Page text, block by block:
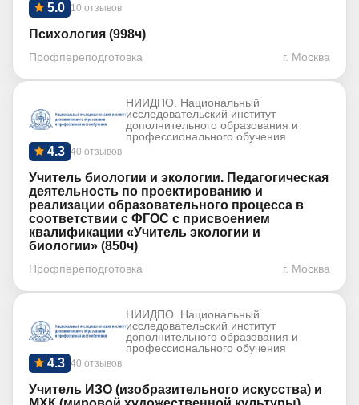
10 отзывов
5.0
Психология (998ч)
Профпереподготовка г. Москва
НИИДПО. Национальный
исследовательский институт
дополнительного образования и
профессионального обучения
40 отзывов
4.3
Учитель биологии и экологии. Педагогическая
деятельность по проектированию и
реализации образовательного процесса в
соответствии с ФГОС с присвоением
квалификации «Учитель экологии и
биологии» (850ч)
Профпереподготовка г. Москва
НИИДПО. Национальный
исследовательский институт
дополнительного образования и
профессионального обучения
40 отзывов
4.3
Учитель ИЗО (изобразительного искусства) и